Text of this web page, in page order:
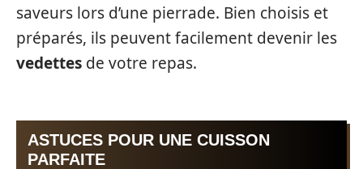
saveurs lors d’une pierrade. Bien choisis et
préparés, ils peuvent facilement devenir les
vedettes de votre repas.
ASTUCES POUR UNE CUISSON
PARFAITE